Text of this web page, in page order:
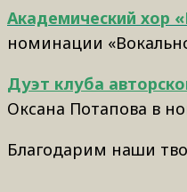
Академический хор
номинации
Дуэт клуба
Оксана Потапова в
Благодарим наши